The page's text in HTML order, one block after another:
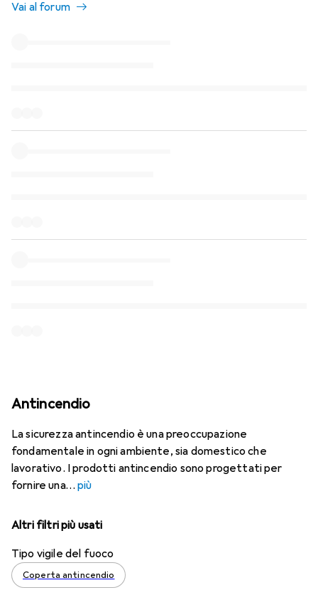
Vai al forum
Antincendio
La sicurezza antincendio è una preoccupazione
fondamentale in ogni ambiente, sia domestico che
lavorativo. I prodotti antincendio sono progettati per
fornire una
più
Altri filtri più usati
Tipo vigile del fuoco
Coperta antincendio